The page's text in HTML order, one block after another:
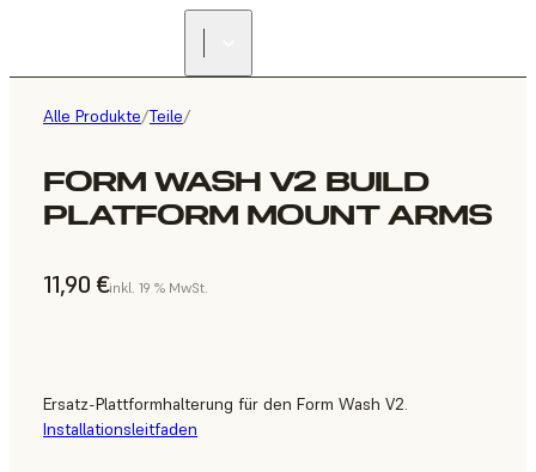
Alle Produkte/Teile/
FORM WASH V2 BUILD
PLATFORM MOUNT ARMS
11,90 €inkl. 19 % MwSt.
Ersatz-Plattformhalterung für den Form Wash V2.
Installationsleitfaden